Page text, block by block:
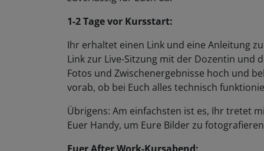
1-2 Tage vor Kursstart:
Ihr erhaltet einen Link und eine Anleitung
Link zur Live-Sitzung mit der Dozentin und
Fotos und Zwischenergebnisse hoch und
vorab, ob bei Euch alles technisch
Übrigens: Am einfachsten ist es, Ihr tretet
Euer Handy, um Eure Bilder zu
Euer After Work-Kursabend: